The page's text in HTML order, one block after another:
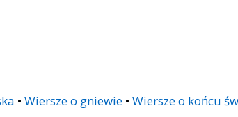
• Wiersze o gniewie • Wiersze o końcu